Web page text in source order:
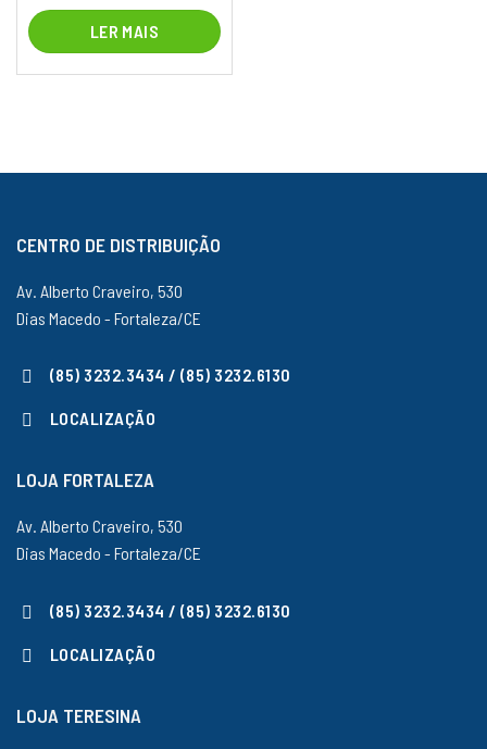
LER MAIS
CENTRO DE DISTRIBUIÇÃO
Av. Alberto Craveiro, 530
Dias Macedo - Fortaleza/CE
(85) 3232.3434 / (85) 3232.6130
LOCALIZAÇÃO
LOJA FORTALEZA
Av. Alberto Craveiro, 530
Dias Macedo - Fortaleza/CE
(85) 3232.3434 / (85) 3232.6130
LOCALIZAÇÃO
LOJA TERESINA